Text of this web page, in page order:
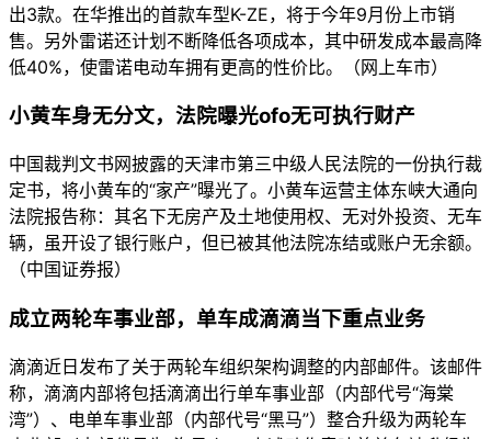
出3款。在华推出的首款车型K-ZE，将于今年9月份上市销
售。另外雷诺还计划不断降低各项成本，其中研发成本最高降
低40%，使雷诺电动车拥有更高的性价比。（网上车市）
小黄车身无分文，法院曝光ofo无可执行财产
中国裁判文书网披露的天津市第三中级人民法院的一份执行裁
定书，将小黄车的“家产”曝光了。小黄车运营主体东峡大通向
法院报告称：其名下无房产及土地使用权、无对外投资、无车
辆，虽开设了银行账户，但已被其他法院冻结或账户无余额。
（中国证券报）
成立两轮车事业部，单车成滴滴当下重点业务
滴滴近日发布了关于两轮车组织架构调整的内部邮件。该邮件
称，滴滴内部将包括滴滴出行单车事业部（内部代号“海棠
湾”）、电单车事业部（内部代号“黑马”）整合升级为两轮车